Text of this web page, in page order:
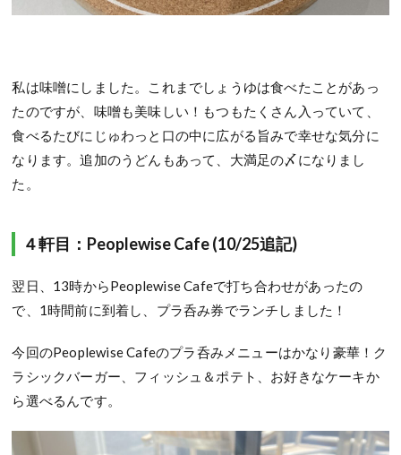
私は味噌にしました。これまでしょうゆは食べたことがあっ
たのですが、味噌も美味しい！もつもたくさん入っていて、
食べるたびにじゅわっと口の中に広がる旨みで幸せな気分に
なります。追加のうどんもあって、大満足の〆になりまし
た。
４軒目：Peoplewise Cafe (10/25追記)
翌日、13時からPeoplewise Cafeで打ち合わせがあったの
で、1時間前に到着し、プラ呑み券でランチしました！
今回のPeoplewise Cafeのプラ呑みメニューはかなり豪華！ク
ラシックバーガー、フィッシュ＆ポテト、お好きなケーキか
ら選べるんです。